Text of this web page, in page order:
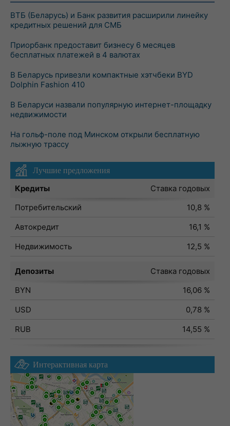
ВТБ (Беларусь) и Банк развития расширили линейку
кредитных решений для СМБ
Приорбанк предоставит бизнесу 6 месяцев
бесплатных платежей в 4 валютах
В Беларусь привезли компактные хэтчбеки BYD
Dolphin Fashion 410
В Беларуси назвали популярную интернет-площадку
недвижимости
На гольф-поле под Минском открыли бесплатную
лыжную трассу
Лучшие предложения
Кредиты
Ставка годовых
Потребительский
10,8 %
Автокредит
16,1 %
Недвижимость
12,5 %
Депозиты
Ставка годовых
BYN
16,06 %
USD
0,78 %
RUB
14,55 %
Интерактивная карта